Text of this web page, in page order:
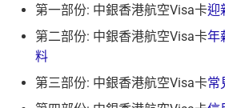
第一部份: 中銀香港航空Visa卡迎
第二部份: 中銀香港航空Visa卡年
料
第三部份: 中銀香港航空Visa卡常